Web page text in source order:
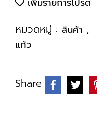
หมวดหมู่ : สินค้า ,
แก้ว
Share